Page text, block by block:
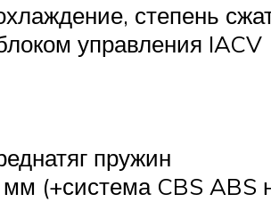
степень
управления IACV
пружин
(+система CBS ABS